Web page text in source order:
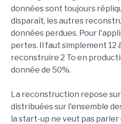
données sont toujours
disparaît, les autres
données perdues. Pour
pertes. Il faut simplement 12
reconstruire 2 To en
donnée de 50%.
La reconstruction repose
distribuées sur l'ensemble
la start-up ne veut pas parler